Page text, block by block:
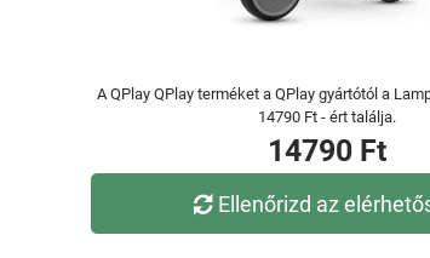
A QPlay QPlay terméket a QPlay gyártótól a
14790 Ft - ért találja.
14790 Ft
Ellenőrizd az